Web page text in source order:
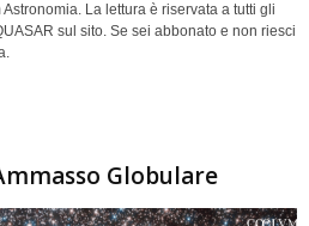
La lettura è riservata a tutti gli
sul sito. Se sei abbonato e non riesci
Globulare